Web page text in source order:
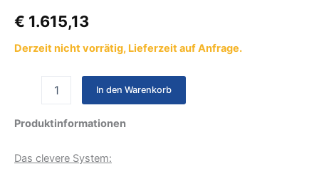
€ 1.615,13
Derzeit nicht vorrätig, Lieferzeit auf Anfrage.
In den Warenkorb
Produktinformationen
Das clevere System: